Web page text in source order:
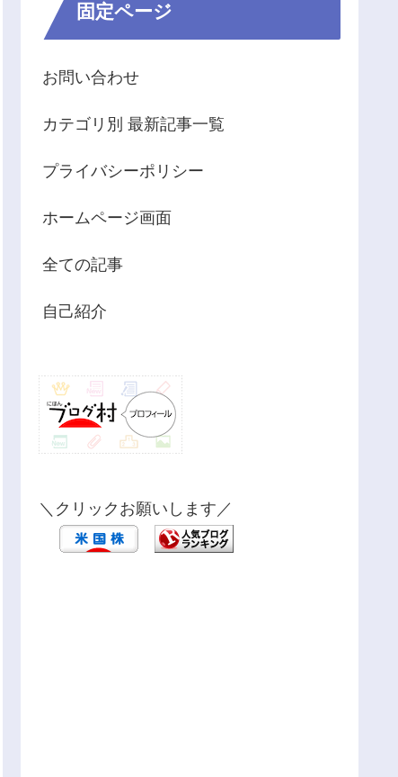
固定ページ
お問い合わせ
カテゴリ別 最新記事一覧
プライバシーポリシー
ホームページ画面
全ての記事
自己紹介
＼クリックお願いします／